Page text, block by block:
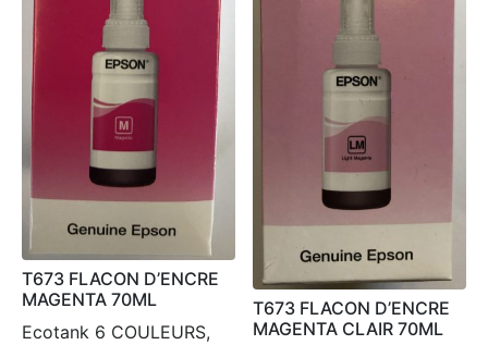
T673 FLACON D’ENCRE
MAGENTA 70ML
Ecotank 6 COULEURS,
T673 FLACON D’ENCRE
MAGENTA CLAIR 70ML